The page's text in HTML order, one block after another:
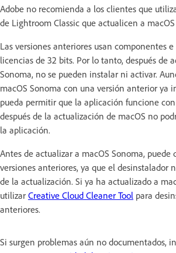
Adobe no recomienda a los clientes que
de Lightroom Classic que actualicen a
Las versiones anteriores usan componentes
licencias de 32 bits. Por lo tanto, después de
Sonoma, no se pueden instalar ni activar.
macOS Sonoma con una versión anterior ya
pueda permitir que la aplicación funcione
después de la actualización de macOS no
la aplicación.
Antes de actualizar a macOS Sonoma, puede
versiones anteriores, ya que el desinstalador
de la actualización. Si ya ha actualizado a
utilizar Creative Cloud Cleaner Tool para
anteriores.
Si surgen problemas aún no documentados,